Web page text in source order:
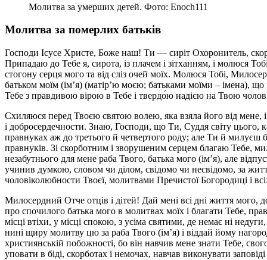
Молитва за умерших детей. Фото: Enoch111
Молитва за померлих батьків
Господи Ісусе Христе, Боже наш! Ти — сиріт Охоронитель,
Припадаю до Тебе я, сирота, із плачем і зітханням, і молюся
стогону серця мого та від сліз очей моїх. Молюся Тобі,
батьком моїм (ім’я) (матір’ю моєю; батьками моїми – імена),
Тебе з правдивою вірою в Тебе і твердо́ю надією на Твою
Схиляюся перед Твоєю святою волею, яка взяла його від мене,
і добросердечности. Знаю, Господи, що Ти, Суддя світу цього,
правнуках аж до третього й четвертого роду; але Ти й милуєш
правнуків. Зі скорботним і зворушеним серцем благаю Тебе,
незабутнього для мене раба Твого, батька мого (ім’я), але
учинив думкою, словом чи ділом, свідомо чи несвідомо, за
чоловіколюбности Твоєї, молитвами Пречистої Богородиці і
Милосердний Отче отців і дітей! Дай мені всі дні життя мого,
про спочилого батька мого в молитвах моїх і благати Тебе,
місці втіхи, у місці спокою, з усіма святими, де немає ні
нині щиру молитву цю за раба Твого (ім’я) і віддай йому
християнській побожності, бо він навчив мене знати Тебе,
уповати в біді, скорботах і немочах, навчав виконувати заповіді